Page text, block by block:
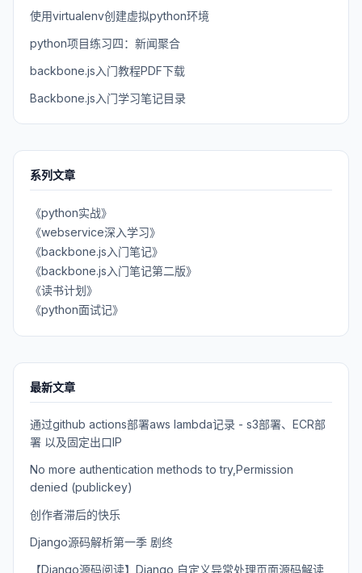
使用virtualenv创建虚拟python环境
python项目练习四：新闻聚合
backbone.js入门教程PDF下载
Backbone.js入门学习笔记目录
系列文章
《python实战》
《webservice深入学习》
《backbone.js入门笔记》
《backbone.js入门笔记第二版》
《读书计划》
《python面试记》
最新文章
通过github actions部署aws lambda记录 - s3部署、ECR部
署 以及固定出口IP
No more authentication methods to try,Permission
denied (publickey)
创作者滞后的快乐
Django源码解析第一季 剧终
【Django源码阅读】Django 自定义异常处理页面源码解读